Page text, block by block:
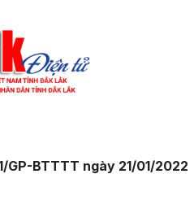
GP-BTTTT ngày 21/01/2022